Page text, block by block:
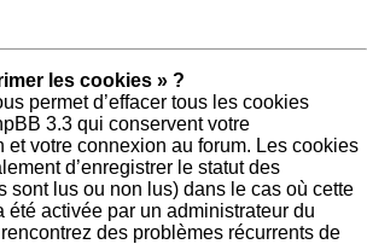
les cookies » ?
permet d’effacer tous les cookies
3.3 qui conservent votre
et votre connexion au forum. Les cookies
d’enregistrer le statut des
sont lus ou non lus) dans le cas où cette
été activée par un administrateur du
des problèmes récurrents de